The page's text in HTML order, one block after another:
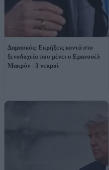
Δαμασκός: Εκρήξεις κοντά στο
ξενοδοχείο που μένει ο Εμανουέλ
Μακρόν - 3 νεκροί